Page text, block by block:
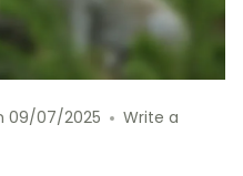
09/07/2025
Write a